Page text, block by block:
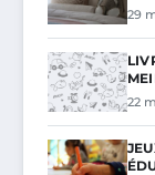
29
22